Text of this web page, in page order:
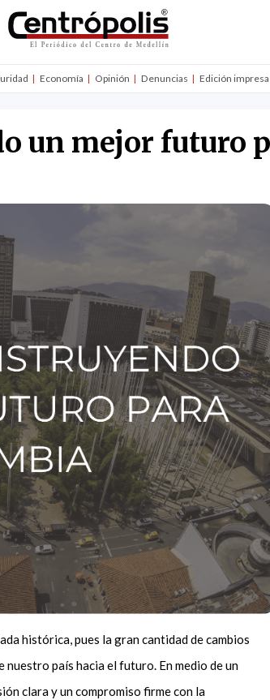
Economía Opinión Denuncias Edición impresa
un mejor futuro
histórica, pues la gran cantidad de cambios
país hacia el futuro. En medio de un
clara y un compromiso firme con la